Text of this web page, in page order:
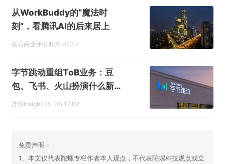
从WorkBuddy的“魔法时
刻”，看腾讯AI的后来居上
砺石商业评论 昨天 02:47
字节跳动重组ToB业务：豆
包、飞书、火山扮演什么新角
色？
连线Insight 08-06 17:02
免责声明：
1、本文仅代表陀螺专栏作者本人观点，不代表陀螺科技观点或立